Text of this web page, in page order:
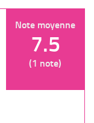
Note moyenne
7.5
(1 note)